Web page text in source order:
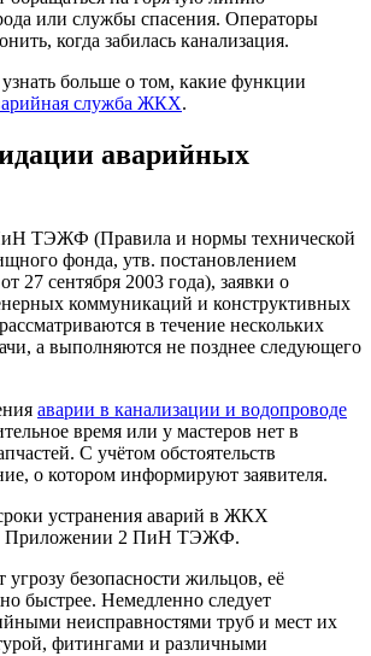
или службы спасения. Операторы
когда забилась канализация.
больше о том, какие функции
служба ЖКХ.
аварийных
ТЭЖФ (Правила и нормы технической
фонда, утв. постановлением
27 сентября 2003 года), заявки о
коммуникаций и конструктивных
в течение нескольких
а выполняются не позднее следующего
аварии в канализации и водопроводе
время или у мастеров нет в
С учётом обстоятельств
о котором информируют заявителя.
устранения аварий в ЖКХ
Приложении 2 ПиН ТЭЖФ.
угрозу безопасности жильцов, её
быстрее. Немедленно следует
неисправностями труб и мест их
фитингами и различными